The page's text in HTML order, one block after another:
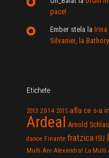
pace!
Ember stela la
Silvaniei, la
Etichete
2013 2014 2015 afla ce s-a
Ardeal Arnold
dance Finante fratzica ISU
Multi Ani Alexandra! La Multi